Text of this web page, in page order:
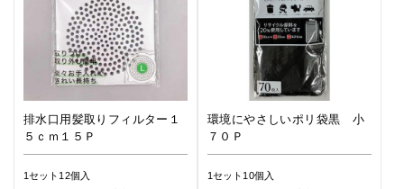
排水口用髪取りフィルター１
５ｃｍ１５Ｐ
1セット12個入
環境にやさしいポリ袋黒 小
７０Ｐ
1セット10個入